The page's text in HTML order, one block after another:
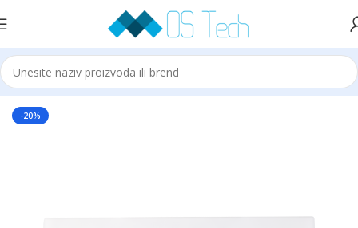
Početna Klime VIVAX
-20%